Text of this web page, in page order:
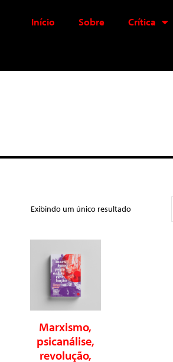
Início Sobre Crítica
Exibindo um único resultado
Marxismo,
psicanálise,
revolução,